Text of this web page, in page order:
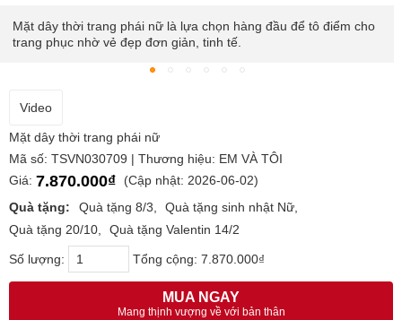
Mặt dây thời trang phái nữ là lựa chọn hàng đầu để tô điểm cho
trang phục nhờ vẻ đẹp đơn giản, tinh tế.
Video
Mặt dây thời trang phái nữ
Mã số: TSVN030709 | Thương hiệu: EM VÀ TÔI
Giá: 7.870.000₫
(Cập nhật: 2026-06-02)
Quà tặng:
Quà tặng 8/3
Quà tặng sinh nhật Nữ
Quà tặng 20/10
Quà tặng Valentin 14/2
Số lượng: Tổng cộng: 7.870.000₫
MUA NGAY
Mang thịnh vượng về với bản thân